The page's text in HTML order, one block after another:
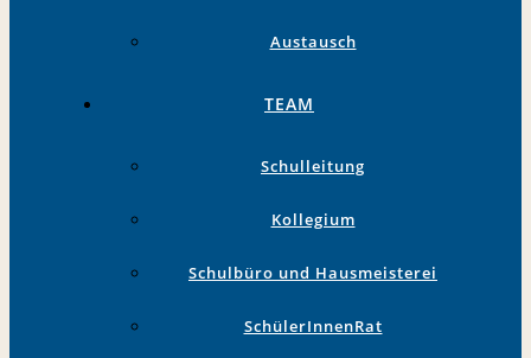
Austausch
TEAM
Schulleitung
Kollegium
Schulbüro und Hausmeisterei
SchülerInnenRat